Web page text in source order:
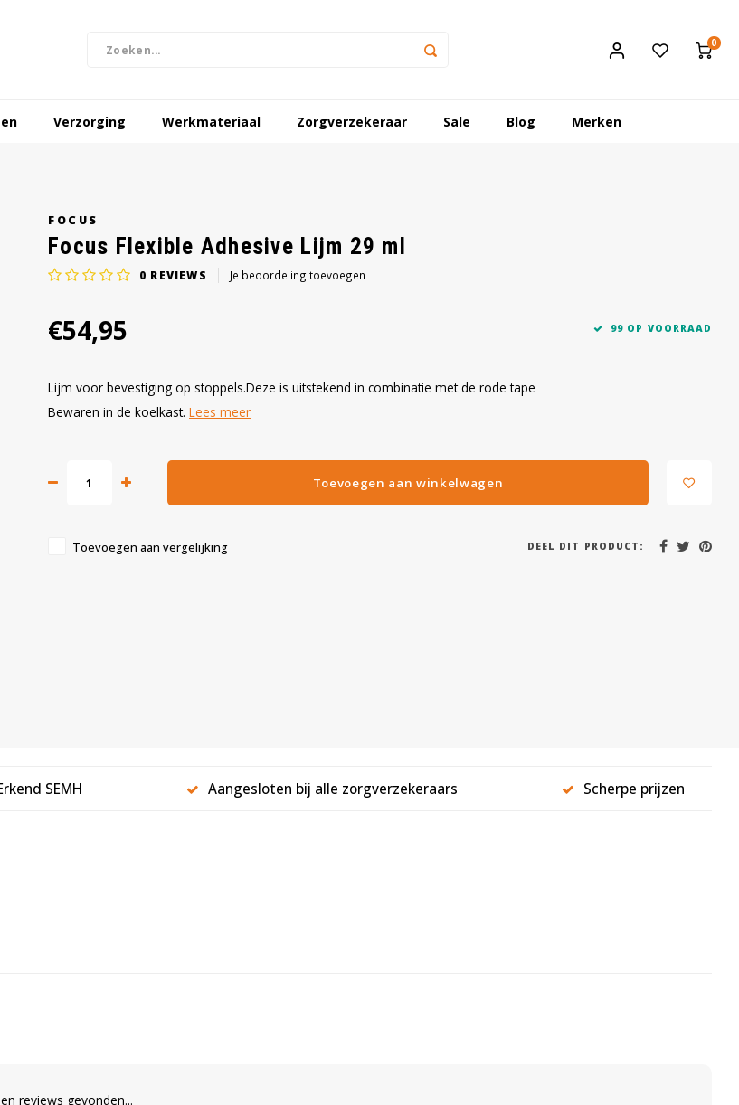
0
Verzorging Werkmateriaal Zorgverzekeraar Sale Blog Merken
FOCUS
Focus Flexible Adhesive Lijm 29 ml
0 REVIEWS Je beoordeling toevoegen
€54,95 99 OP VOORRAAD
Lijm voor bevestiging op stoppels.Deze is uitstekend in combinatie met de rode tape
Bewaren in de koelkast. Lees meer
Toevoegen aan winkelwagen
Toevoegen aan vergelijking DEEL DIT PRODUCT:
SEMH Aangesloten bij alle zorgverzekeraars Scherpe prijzen
reviews gevonden...